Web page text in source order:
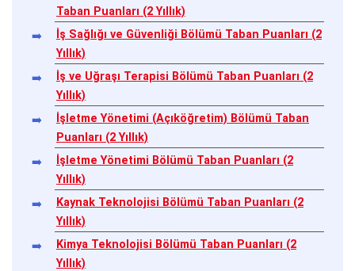
Taban Puanları (2 Yıllık)
İş Sağlığı ve Güvenliği Bölümü Taban Puanları (2
Yıllık)
İş ve Uğraşı Terapisi Bölümü Taban Puanları (2
Yıllık)
İşletme Yönetimi (Açıköğretim) Bölümü Taban
Puanları (2 Yıllık)
İşletme Yönetimi Bölümü Taban Puanları (2
Yıllık)
Kaynak Teknolojisi Bölümü Taban Puanları (2
Yıllık)
Kimya Teknolojisi Bölümü Taban Puanları (2
Yıllık)